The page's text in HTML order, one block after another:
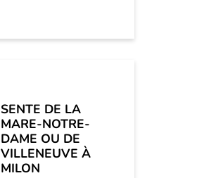
SENTE DE LA
MARE-NOTRE-
DAME OU DE
VILLENEUVE À
MILON